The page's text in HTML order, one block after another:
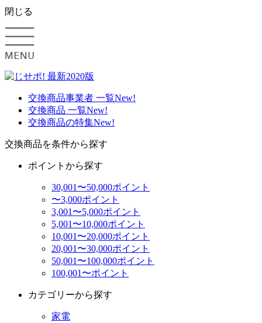
閉じる
交換商品事業者 一覧New!
交換商品 一覧New!
交換商品の特集New!
交換商品を条件から探す
ポイントから探す
30,001〜50,000ポイント
〜3,000ポイント
3,001〜5,000ポイント
5,001〜10,000ポイント
10,001〜20,000ポイント
20,001〜30,000ポイント
50,001〜100,000ポイント
100,001〜ポイント
カテゴリーから探す
家電